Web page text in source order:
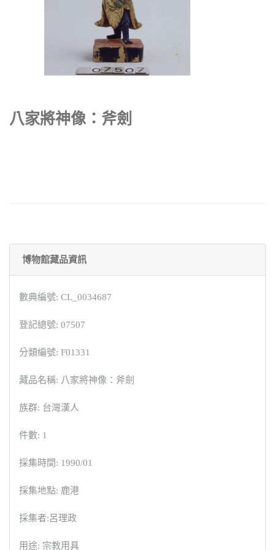
八家將神像：斧劍
博物館藏品資訊
數典編號: CL_0034687
登記總號: 07507
分類編號: F01331
藏品名稱: 八家將神像：斧劍
族群: 台灣漢人
件數: 1
採集時間: 1990/01
採集地點: 鹿港
採集者:呂理政
用途: 宗教用具